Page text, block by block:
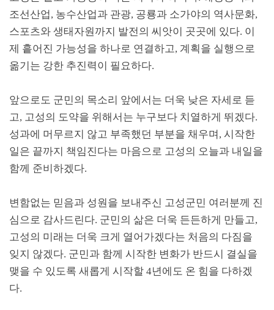
조선산업, 농수산업과 관광, 공룡과 소가야의 역사문화,
스포츠와 생태자원까지 발전의 씨앗이 곳곳에 있다. 이
제 흩어진 가능성을 하나로 연결하고, 계획을 실행으로
옮기는 강한 추진력이 필요하다.
앞으로도 군민의 목소리 앞에서는 더욱 낮은 자세로 듣
고, 고성의 도약을 위해서는 누구보다 치열하게 뛰겠다.
성과에 머무르지 않고 부족했던 부분을 채우며 , 시작한
일은 끝까지 책임진다는 마음으로 고성의 오늘과 내일을
함께 준비하겠다.
변함없는 믿음과 성원을 보내주신 고성군민 여러분께 진
심으로 감사드린다. 군민의 삶은 더욱 든든하게 만들고,
고성의 미래는 더욱 크게 열어가겠다는 처음의 다짐을
잊지 않겠다. 군민과 함께 시작한 변화가 반드시 결실을
맺을 수 있도록 새롭게 시작할 4년에도 온 힘을 다하겠
다.